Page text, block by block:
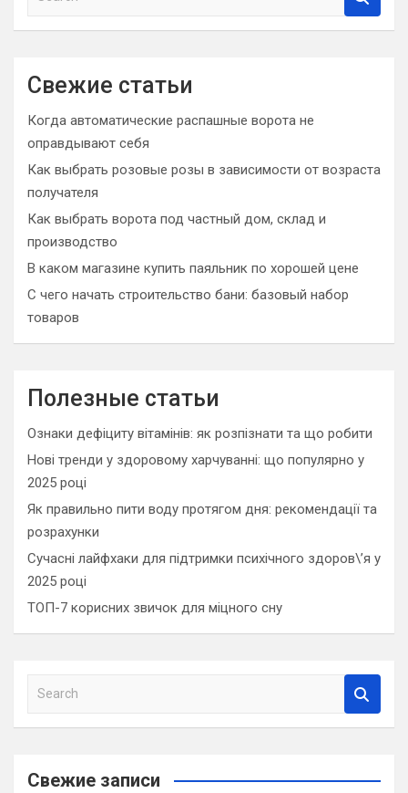
a
c
Свежие статьи
Когда автоматические распашные ворота не
оправдывают себя
Как выбрать розовые розы в зависимости от возраста
получателя
Как выбрать ворота под частный дом, склад и
производство
В каком магазине купить паяльник по хорошей цене
С чего начать строительство бани: базовый набор
товаров
Полезные статьи
Ознаки дефіциту вітамінів: як розпізнати та що робити
Нові тренди у здоровому харчуванні: що популярно у
2025 році
Як правильно пити воду протягом дня: рекомендації та
розрахунки
Сучасні лайфхаки для підтримки психічного здоров\’я у
2025 році
ТОП-7 корисних звичок для міцного сну
a
c
Свежие записи